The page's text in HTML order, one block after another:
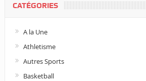
CATÉGORIES
A la Une
Athletisme
Autres Sports
Basketball